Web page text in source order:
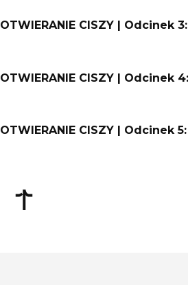
OTWIERANIE CISZY | Odcinek
OTWIERANIE CISZY | Odcinek
OTWIERANIE CISZY | Odcinek